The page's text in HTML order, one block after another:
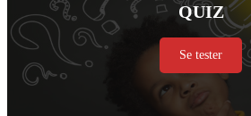
QUIZ
Se tester